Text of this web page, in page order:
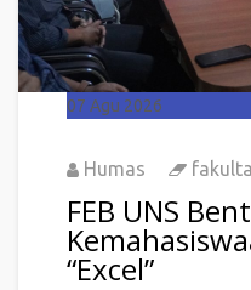
07 Agu 2026
Humas
FEB UNS
“Excel”